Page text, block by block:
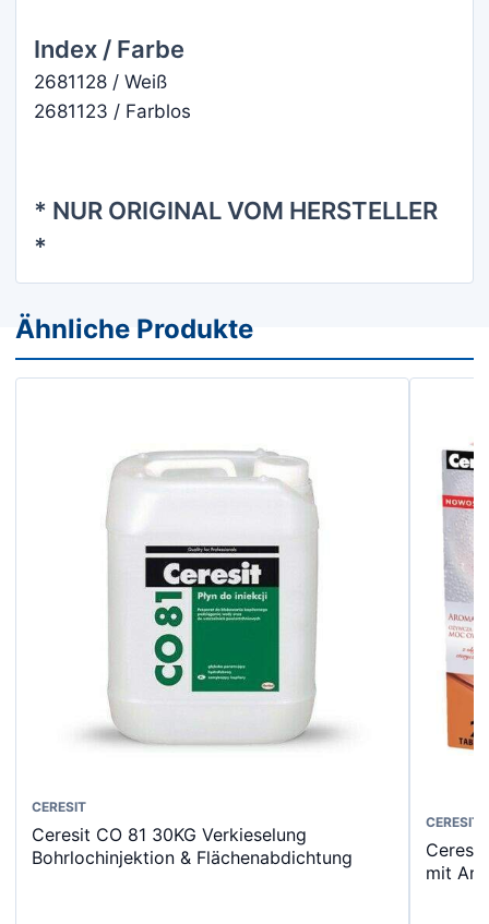
Index / Farbe
2681128 / Weiß
2681123 / Farblos
* NUR ORIGINAL VOM HERSTELLER
*
Ähnliche Produkte
CERESIT
Ceresit CO 81 30KG Verkieselung
Bohrlochinjektion & Flächenabdichtung
CERESIT
mit
Dieses
weist